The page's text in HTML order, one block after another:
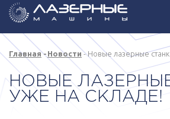
Главная Новости Новые лазерные
НОВЫЕ
УЖЕ НА СКЛАДЕ!